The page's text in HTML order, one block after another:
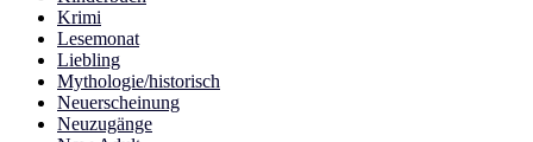
Krimi
Lesemonat
Liebling
Mythologie/historisch
Neuerscheinung
Neuzugänge